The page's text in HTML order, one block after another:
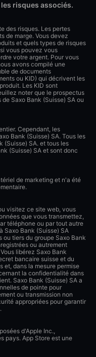
risques associés.
des risques. Les pertes
de marge. Vous devez
et quels types de risques
vous pouvez vous
votre argent. Pour vous
avons compilé une
de documents
ou KID) qui décrivent les
Les KID sont
noter que le prospectus
Saxo Bank (Suisse) SA ou
Cependant, les
Bank (Suisse) SA. Tous les
(Suisse) SA. et tous les
(Suisse) SA et sont donc
de marketing et n'a été
visitez ce site web, vous
que vous transmettez,
téléphone ou par tout autre
Saxo Bank (Suisse) SA
tiers du groupe Saxo Bank
ou autrement
libérez Saxo Bank
bancaire suisse et du
et, dans la mesure permise
la confidentialité dans
Saxo Bank (Suisse) SA a
de pointe pour
ou transmission non
appropriées pour garantir
d'Apple Inc.,
pays. App Store est une